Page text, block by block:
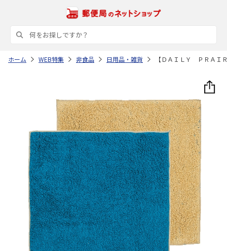
ホーム WEB特集 非食品 日用品・雑貨 【ＤＡＩＬＹ ＰＲＡＩ